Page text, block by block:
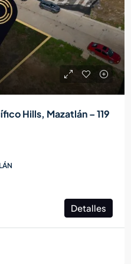
Hills, Mazatlán – 119
Detalles